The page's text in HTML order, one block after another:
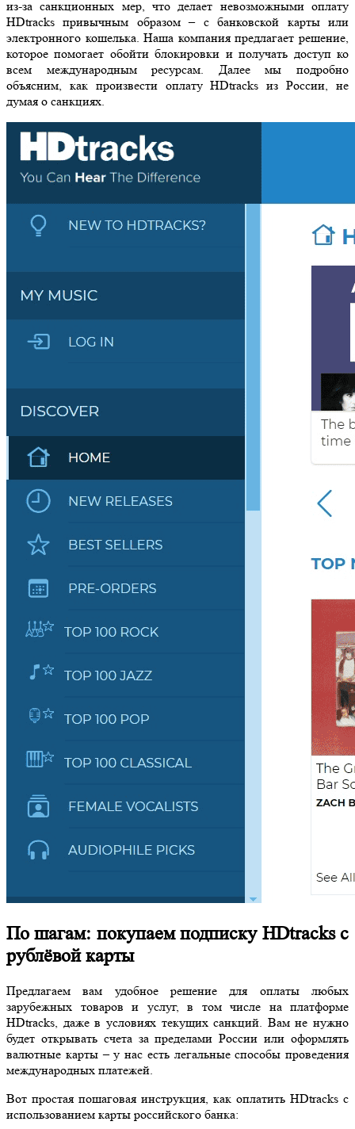
из-за санкционных мер, что делает невозможными оплату
HDtracks привычным образом – с банковской карты или
электронного кошелька. Наша компания предлагает решение,
которое помогает обойти блокировки и получать доступ ко
всем международным ресурсам. Далее мы подробно
объясним, как произвести оплату HDtracks из России, не
думая о санкциях.
По шагам: покупаем подписку HDtracks с
рублёвой карты
Предлагаем вам удобное решение для оплаты любых
зарубежных товаров и услуг, в том числе на платформе
HDtracks, даже в условиях текущих санкций. Вам не нужно
будет открывать счета за пределами России или оформлять
валютные карты – у нас есть легальные способы проведения
международных платежей.
Вот простая пошаговая инструкция, как оплатить HDtracks с
использованием карты российского банка: